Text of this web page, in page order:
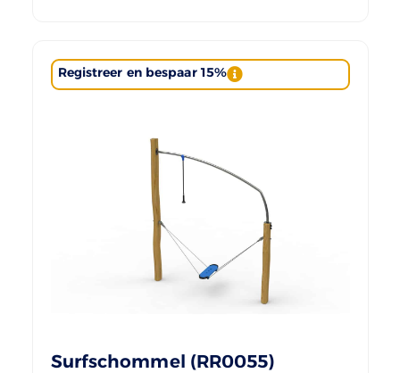
Registreer en bespaar 15%
Surfschommel (RR0055)